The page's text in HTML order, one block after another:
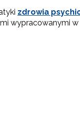
zdrowia
wypracowanymi